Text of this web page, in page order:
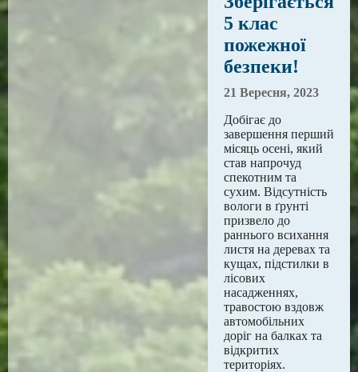
5 клас
пожежної
безпеки!
21 Вересня, 2023
Добігає до
завершення перший
місяць осені, який
став напрочуд
спекотним та
сухим. Відсутність
вологи в ґрунті
призвело до
раннього всихання
листя на деревах та
кущах, підстилки в
лісових
насадженнях,
травостою вздовж
автомобільних
доріг на балках та
відкритих
територіях.